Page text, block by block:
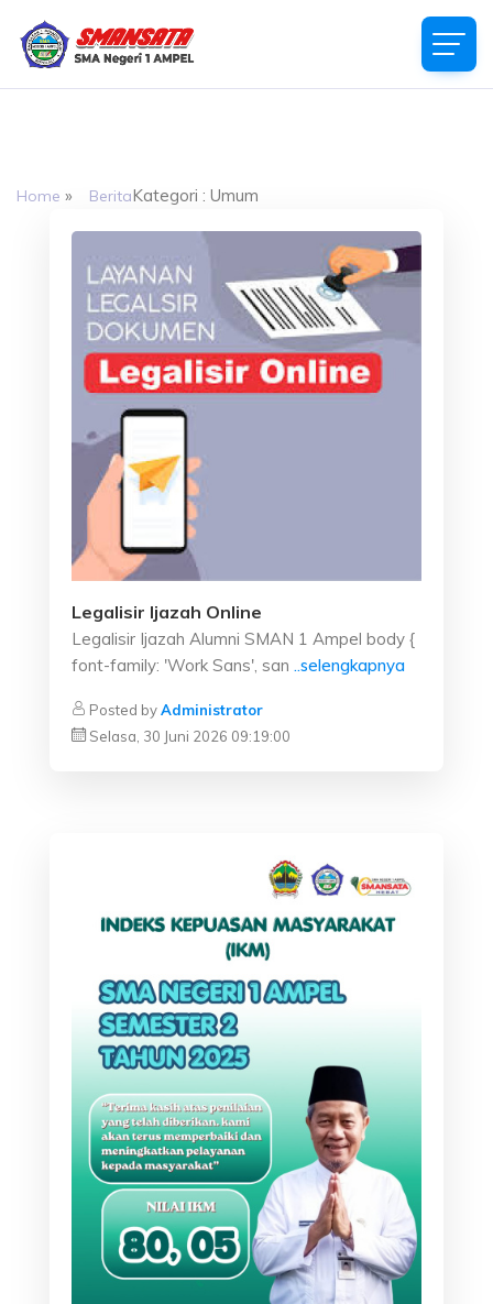
Home » BeritaKategori : Umum
Legalisir Ijazah Online
Legalisir Ijazah Alumni SMAN 1 Ampel body {
font-family: 'Work Sans', san ..selengkapnya
Posted byAdministrator
Selasa, 30 Juni 2026 09:19:00